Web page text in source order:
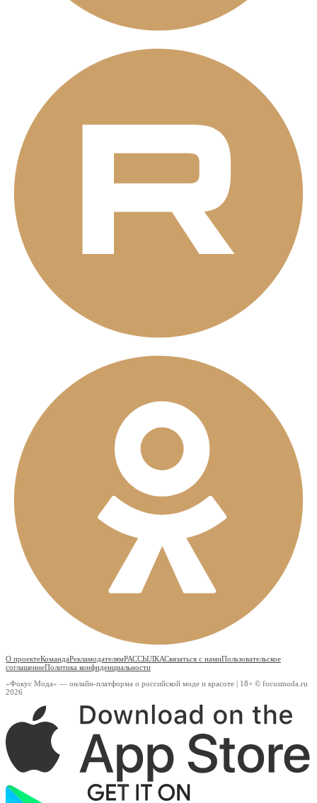
О проектеКомандаРекламодателямРАССЫЛКАСвязаться с намиПользовательское
соглашениеПолитика конфиденциальности
«Фокус Мода» — онлайн-платформа о российской моде и красоте | 18+ © focusmoda.ru
2026